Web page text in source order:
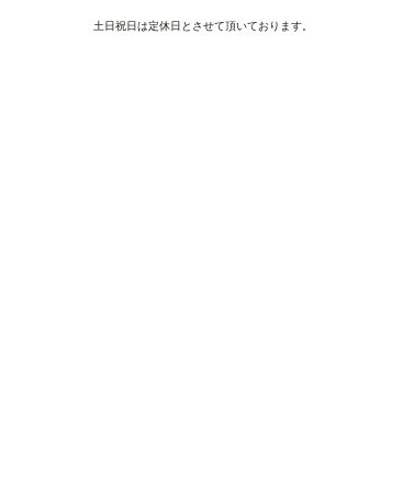
土日祝日は定休日とさせて頂いております。